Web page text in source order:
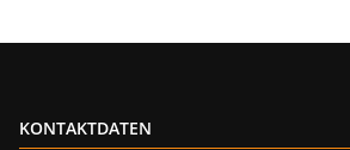
KONTAKTDATEN